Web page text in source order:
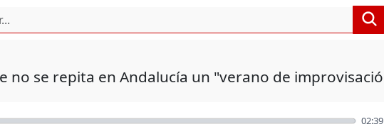
no se repita en Andalucía un "verano de
02:39